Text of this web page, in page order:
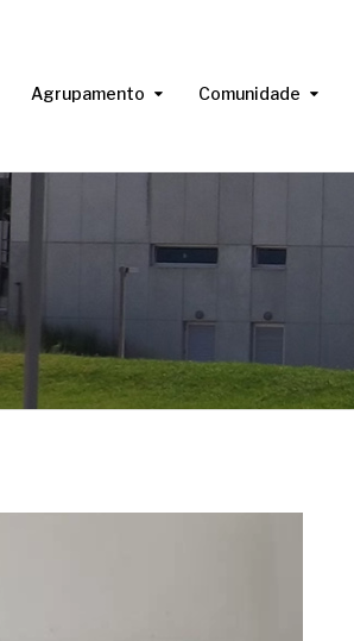
Agrupamento Comunidade